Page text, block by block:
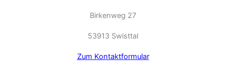
Birkenweg 27
53913 Swisttal
Zum Kontaktformular